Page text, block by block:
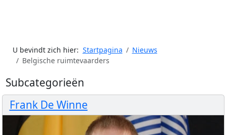
U bevindt zich hier: Startpagina
Nieuws
Belgische ruimtevaarders
Subcategorieën
Frank De Winne